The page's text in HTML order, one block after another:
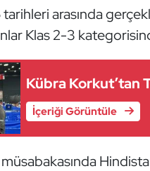
tarihleri arasında
Klas 2-3
Kübra Korkut’tan
İçeriği Görüntüle